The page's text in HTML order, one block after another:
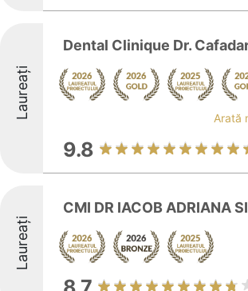
Laureați
Dental Clinique Dr.
Arată
9.8
Laureați
CMI DR IACOB ADRIANA